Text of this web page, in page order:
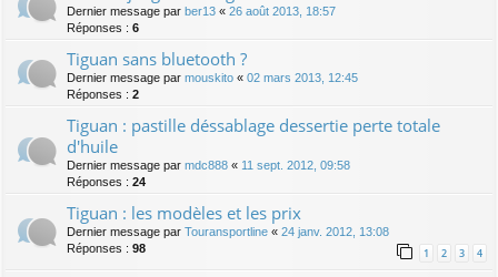
Dernier message par ber13 « 26 août 2013, 18:57
Réponses : 6
Tiguan sans bluetooth ?
Dernier message par mouskito « 02 mars 2013, 12:45
Réponses : 2
Tiguan : pastille déssablage dessertie perte totale
d'huile
Dernier message par mdc888 « 11 sept. 2012, 09:58
Réponses : 24
Tiguan : les modèles et les prix
Dernier message par Touransportline « 24 janv. 2012, 13:08
Réponses : 98 1 2 3 4